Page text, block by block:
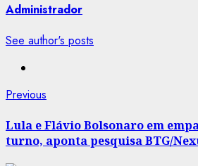
Administrador
See author's posts
Post
navigation
Previous
Lula e Flávio Bolsonaro em
turno, aponta pesquisa BTG/